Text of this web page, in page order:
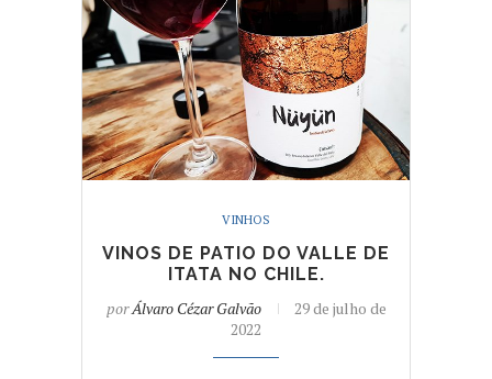
VINHOS
VINOS DE PATIO DO VALLE DE
ITATA NO CHILE.
porÁlvaro Cézar Galvão
29 de julho de
2022